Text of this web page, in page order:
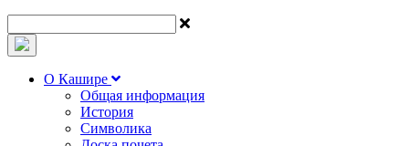
О Кашире
Общая информация
История
Символика